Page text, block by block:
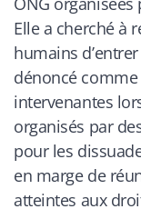
Elle a cherché à
humains
dénoncé
intervenantes
organisés par
pour les
en marge de
atteintes aux